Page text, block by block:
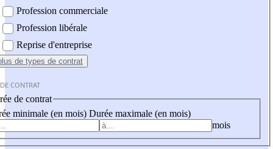
Profession commerciale
Profession libérale
Reprise d'entreprise
de types de contrat
CONTRAT
de contrat
minimale (en mois) Durée maximale (en mois)
mois